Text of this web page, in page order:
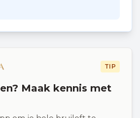
TIP
Maak kennis met